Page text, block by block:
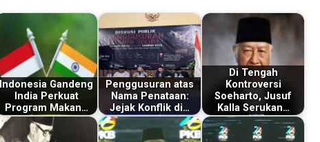
Indonesia Gandeng
India Perkuat
Program Makan…
Penggusuran atas
Nama Penataan:
Jejak Konflik di…
Di Tengah
Kontroversi
Soeharto, Jusuf
Kalla Serukan…